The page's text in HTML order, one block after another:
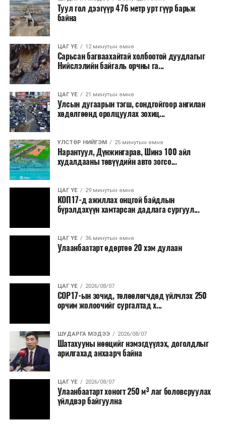
Нийслэлийн 2024 оны төсвийн төслийг танилцууллаа
Нийтэлсэн: COP17
Туул гол дээгүүр 476 метр урт гүүр барьж
байна
ЦАГ ҮЕ 12 минутын өмнө
Сарьсан багваахайтай холбоотой дуудлагыг
Нийслэлийн байгаль орчны га...
ЦАГ ҮЕ 21 минутын өмнө
Улсын дугаарын тэгш, сондгойгоор ангилан
хөдөлгөөнд оролцуулах зохиц...
УЛСТӨР НИЙГЭМ 25 минутын өмнө
Нарантуул, Дүнжингарав, Шинэ 100 айл
худалдааны төвүүдийн авто зогсо...
ЦАГ ҮЕ 29 минутын өмнө
КОП17-д ажиллах онцгой байдлын
бүрэлдэхүүн хамтарсан дадлага сургуул...
ЦАГ ҮЕ 36 минутын өмнө
Улаанбаатарт өдөртөө 20 хэм дулаан
ЦАГ ҮЕ 2026/08/07
COP17-ын зочид, төлөөлөгчдөд үйлчлэх 250
орчим жолоочийг сургалтад х...
ШУДАРГА МЭДЭЭ 2026/08/07
Шатахууны нөөцийг нэмэгдүүлэх, доголдлыг
арилгахад анхаарч байна
ЦАГ ҮЕ 2026/08/07
Улаанбаатарт хоногт 250 м³ лаг боловсруулах
үйлдвэр байгуулна